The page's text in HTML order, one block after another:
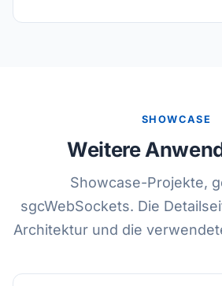
SHOWCASE
Weitere
Showcase-Projekte,
sgcWebSockets. Die
Architektur und die